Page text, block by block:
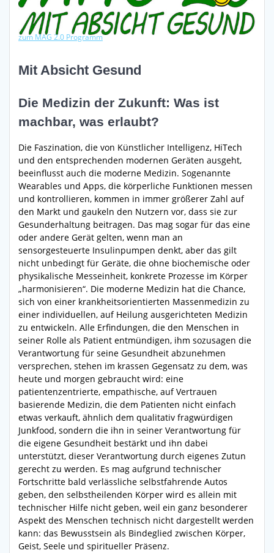
zum MAG 2.0 Programm
Mit Absicht Gesund
Die Medizin der Zukunft: Was ist
machbar, was erlaubt?
Die Faszination, die von Künstlicher Intelligenz, HiTech
und den entsprechenden modernen Geräten ausgeht,
beeinflusst auch die moderne Medizin. Sogenannte
Wearables und Apps, die körperliche Funktionen messen
und kontrollieren, kommen in immer größerer Zahl auf
den Markt und gaukeln den Nutzern vor, dass sie zur
Gesunderhaltung beitragen. Das mag sogar für das eine
oder andere Gerät gelten, wenn man an
sensorgesteuerte Insulinpumpen denkt, aber das gilt
nicht unbedingt für Geräte, die ohne biochemische oder
physikalische Messeinheit, konkrete Prozesse im Körper
„harmonisieren“. Die moderne Medizin hat die Chance,
sich von einer krankheitsorientierten Massenmedizin zu
einer individuellen, auf Heilung ausgerichteten Medizin
zu entwickeln. Alle Erfindungen, die den Menschen in
seiner Rolle als Patient entmündigen, ihm sozusagen die
Verantwortung für seine Gesundheit abzunehmen
versprechen, stehen im krassen Gegensatz zu dem, was
heute und morgen gebraucht wird: eine
patientenzentrierte, empathische, auf Vertrauen
basierende Medizin, die dem Patienten nicht einfach
etwas verkauft, ähnlich dem qualitativ fragwürdigen
Junkfood, sondern die ihn in seiner Verantwortung für
die eigene Gesundheit bestärkt und ihn dabei
unterstützt, dieser Verantwortung durch eigenes Zutun
gerecht zu werden. Es mag aufgrund technischer
Fortschritte bald verlässliche selbstfahrende Autos
geben, den selbstheilenden Körper wird es allein mit
technischer Hilfe nicht geben, weil ein ganz besonderer
Aspekt des Menschen technisch nicht dargestellt werden
kann: das Bewusstsein als Bindeglied zwischen Körper,
Geist, Seele und spiritueller Präsenz.